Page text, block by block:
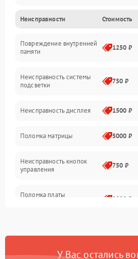
Электропитание
Матрица
Оптика
Неисправности Стоимость
Повреждение внутренней
памяти
1250 ₽
Неисправность системы
подсветки
750 ₽
Неисправность дисплея 1500 ₽
Поломка матрицы 5000 ₽
Неисправность кнопок
управления
750 ₽
Поломка платы
2000 ₽
аккумулятора
У Вас остались